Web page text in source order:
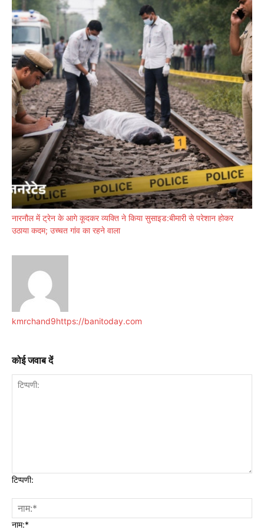
नारनौल में ट्रेन के आगे कूदकर व्यक्ति ने किया सुसाइड:बीमारी से परेशान होकर
उठाया कदम; उच्चत गांव का रहने वाला
kmrchand9https://banitoday.com
कोई जवाब दें
टिप्पणी:
नाम:*